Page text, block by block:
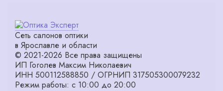
Сеть салонов оптики
в Ярославле и области
© 2021-2026 Все права защищены
ИП Гоголев Максим Николаевич
ИНН 500112588850 / ОГРНИП 317505300079232
Режим работы: с 10:00 до 20:00